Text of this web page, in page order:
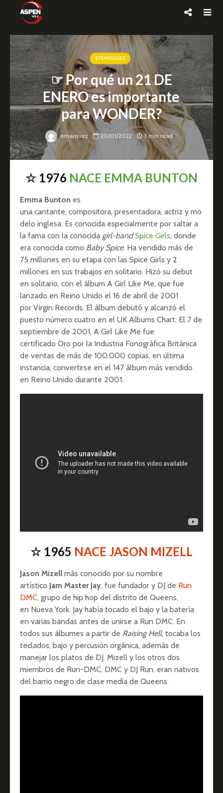
EFEMÉRIDES
☞ Por qué un 21 DE
ENERO es importante
para WONDER?
emarquez 20/01/2022 3 min read
☆ 1976 NACE EMMA BUNTON
Emma Bunton es
una cantante, compositora, presentadora, actriz y mo
delo inglesa. Es conocida especialmente por saltar a
la fama con la conocida girl-band Spice Girls, donde
era conocida como Baby Spice. Ha vendido más de
75 millones en su etapa con las Spice Girls y 2
millones en sus trabajos en solitario. Hizó su debut
en solitario, con el álbum A Girl Like Me, que fue
lanzado en Reino Unido el 16 de abril de 2001
por Virgin Records. El álbum debutó y alcanzó el
puesto número cuatro en el UK Albums Chart. El 7 de
septiembre de 2001, A Girl Like Me fue
certificado Oro por la Industria Fonográfica Británica
de ventas de más de 100.000 copias, en última
instancia, convertirse en el 147 álbum más vendido
en Reino Unido durante 2001.
☆ 1965 NACE JASON MIZELL
Jason Mizell más conocido por su nombre
artístico Jam Master Jay, fue fundador y DJ de Run
DMC, grupo de hip hop del distrito de Queens,
en Nueva York. Jay había tocado el bajo y la batería
en varias bandas antes de unirse a Run DMC. En
todos sus álbumes a partir de Raising Hell, tocaba los
teclados, bajo y percusión orgánica, además de
manejar los platos de DJ. Mizell y los otros dos
miembros de Run-DMC, DMC y DJ Run, eran nativos
del barrio negro de clase media de Queens.